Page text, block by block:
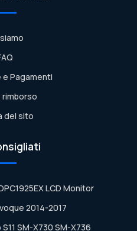
Pagamenti
rimborso
del sito
LCD Monitor
2014-2017
SM-X730 SM-X736